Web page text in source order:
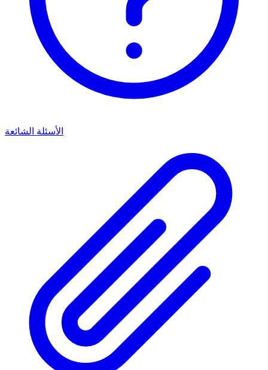
الأسئلة الشائعة